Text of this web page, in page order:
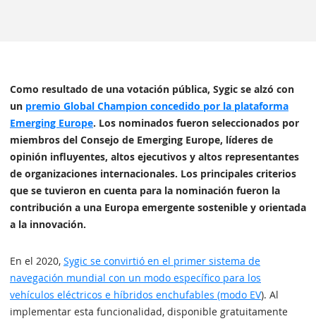
Como resultado de una votación pública, Sygic se alzó con
un premio Global Champion concedido por la plataforma
Emerging Europe. Los nominados fueron seleccionados por
miembros del Consejo de Emerging Europe, líderes de
opinión influyentes, altos ejecutivos y altos representantes
de organizaciones internacionales. Los principales criterios
que se tuvieron en cuenta para la nominación fueron la
contribución a una Europa emergente sostenible y orientada
a la innovación.
En el 2020, Sygic se convirtió en el primer sistema de
navegación mundial con un modo específico para los
vehículos eléctricos e híbridos enchufables (modo EV). Al
implementar esta funcionalidad, disponible gratuitamente